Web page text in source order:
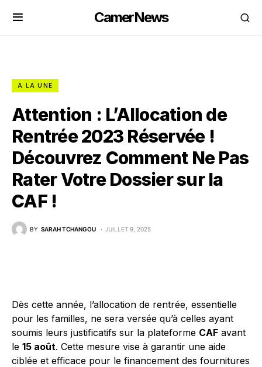
CamerNews
A LA UNE
Attention : L’Allocation de
Rentrée 2023 Réservée !
Découvrez Comment Ne Pas
Rater Votre Dossier sur la
CAF !
BY SARAH TCHANGOU JUILLET 9, 2025
Dès cette année, l’allocation de rentrée, essentielle
pour les familles, ne sera versée qu’à celles ayant
soumis leurs justificatifs sur la plateforme CAF avant
le 15 août. Cette mesure vise à garantir une aide
ciblée et efficace pour le financement des fournitures